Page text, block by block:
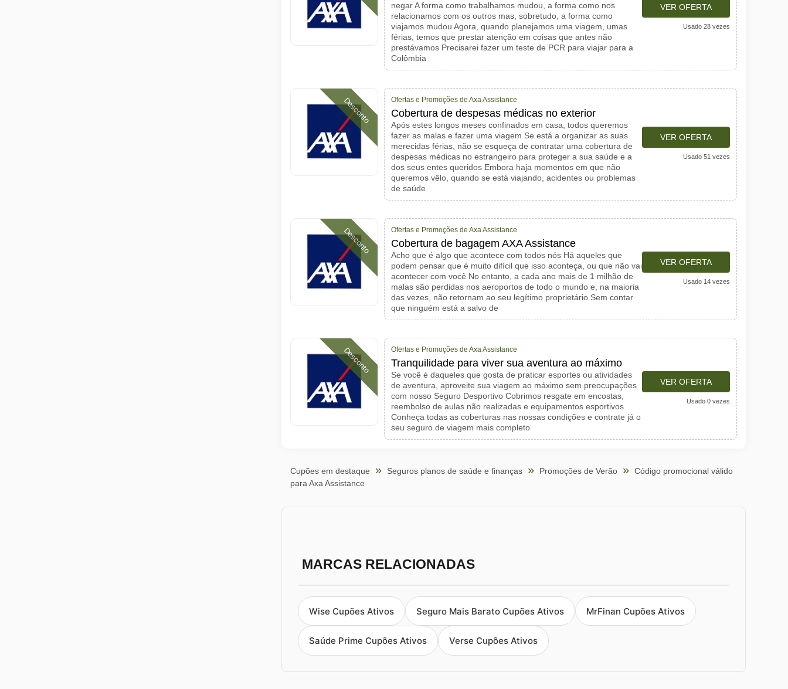
negar A forma como trabalhamos mudou, a forma como nos
relacionamos com os outros mas, sobretudo, a forma como
viajamos mudou Agora, quando planejamos uma viagem, umas
férias, temos que prestar atenção em coisas que antes não
prestávamos Precisarei fazer um teste de PCR para viajar para a
Colômbia
VER OFERTA
Usado 28 vezes
Desconto Ofertas e Promoções de Axa Assistance
Cobertura de despesas médicas no exterior
Após estes longos meses confinados em casa, todos queremos
fazer as malas e fazer uma viagem Se está a organizar as suas
merecidas férias, não se esqueça de contratar uma cobertura de
despesas médicas no estrangeiro para proteger a sua saúde e a
dos seus entes queridos Embora haja momentos em que não
queremos vêlo, quando se está viajando, acidentes ou problemas
de saúde
VER OFERTA
Usado 51 vezes
Desconto Ofertas e Promoções de Axa Assistance
Cobertura de bagagem AXA Assistance
Acho que é algo que acontece com todos nós Há aqueles que
podem pensar que é muito difícil que isso aconteça, ou que não vai
acontecer com você No entanto, a cada ano mais de 1 milhão de
malas são perdidas nos aeroportos de todo o mundo e, na maioria
das vezes, não retornam ao seu legítimo proprietário Sem contar
que ninguém está a salvo de
VER OFERTA
Usado 14 vezes
Desconto Ofertas e Promoções de Axa Assistance
Tranquilidade para viver sua aventura ao máximo
Se você é daqueles que gosta de praticar esportes ou atividades
de aventura, aproveite sua viagem ao máximo sem preocupações
com nosso Seguro Desportivo Cobrimos resgate em encostas,
reembolso de aulas não realizadas e equipamentos esportivos
Conheça todas as coberturas nas nossas condições e contrate já o
seu seguro de viagem mais completo
VER OFERTA
Usado 0 vezes
Cupões em destaque Seguros planos de saúde e finanças Promoções de Verão
Código promocional válido
para Axa Assistance
MARCAS RELACIONADAS
Wise Cupões Ativos Seguro Mais Barato Cupões Ativos MrFinan Cupões Ativos
Saúde Prime Cupões Ativos Verse Cupões Ativos